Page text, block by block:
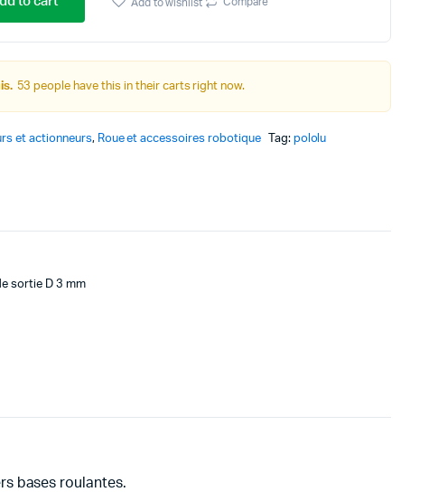
Autre Alimentation
Afficheurs
was:
د.ت 6,000.
is:
د.ت 5,000.
Add to wishlist
53 people have this in their carts right now.
et actionneurs, Roue et accessoires robotique Tag: pololu
sortie D 3 mm
bases roulantes.